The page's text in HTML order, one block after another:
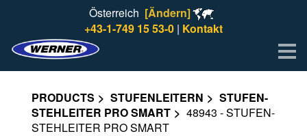
Österreich [Ändern]
+43-1-749 15 53-0 | Kontakt
PRODUCTS STUFENLEITERN
STUFEN-
STEHLEITER PRO SMART
48943 - STUFEN-
STEHLEITER PRO SMART